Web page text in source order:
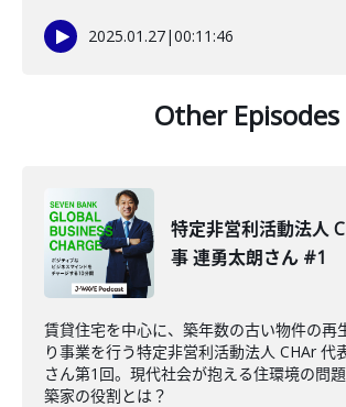
2025.01.27|00:11:46
Other Episodes
特定非営利活動法人
事 連勇太朗さん #1
賃貸住宅を中心に、築年数の古い物件の再
り事業を行う特定非営利活動法人 CHAr 代
さん第1回。現代社会が抱える住環境の問
築家の役割とは？